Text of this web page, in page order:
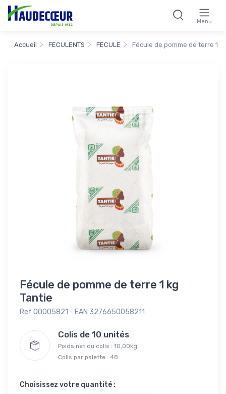
Menu
Accueil FECULENTS FECULE Fécule de pomme de terre 1
Fécule de pomme de terre 1 kg
Tantie
Ref 00005821 - EAN 3276650058211
Colis de 10 unités
Poids net du colis : 10,00kg
Colis par palette : 48
Choisissez votre quantité :